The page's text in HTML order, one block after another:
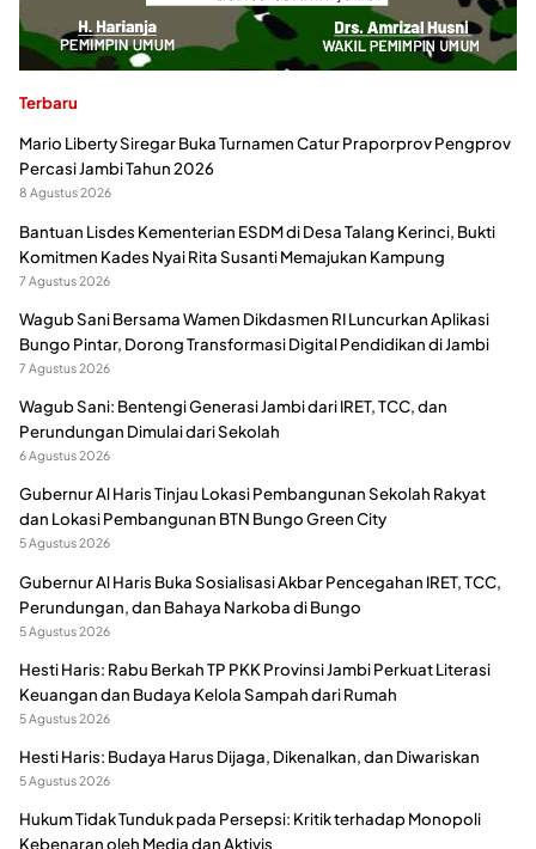
Terbaru
Mario Liberty Siregar Buka Turnamen Catur Praporprov Pengprov
Percasi Jambi Tahun 2026
8 Agustus 2026
Bantuan Lisdes Kementerian ESDM di Desa Talang Kerinci, Bukti
Komitmen Kades Nyai Rita Susanti Memajukan Kampung
7 Agustus 2026
Wagub Sani Bersama Wamen Dikdasmen RI Luncurkan Aplikasi
Bungo Pintar, Dorong Transformasi Digital Pendidikan di Jambi
7 Agustus 2026
Wagub Sani: Bentengi Generasi Jambi dari IRET, TCC, dan
Perundungan Dimulai dari Sekolah
6 Agustus 2026
Gubernur Al Haris Tinjau Lokasi Pembangunan Sekolah Rakyat
dan Lokasi Pembangunan BTN Bungo Green City
5 Agustus 2026
Gubernur Al Haris Buka Sosialisasi Akbar Pencegahan IRET, TCC,
Perundungan, dan Bahaya Narkoba di Bungo
5 Agustus 2026
Hesti Haris: Rabu Berkah TP PKK Provinsi Jambi Perkuat Literasi
Keuangan dan Budaya Kelola Sampah dari Rumah
5 Agustus 2026
Hesti Haris: Budaya Harus Dijaga, Dikenalkan, dan Diwariskan
5 Agustus 2026
Hukum Tidak Tunduk pada Persepsi: Kritik terhadap Monopoli
Kebenaran oleh Media dan Aktivis